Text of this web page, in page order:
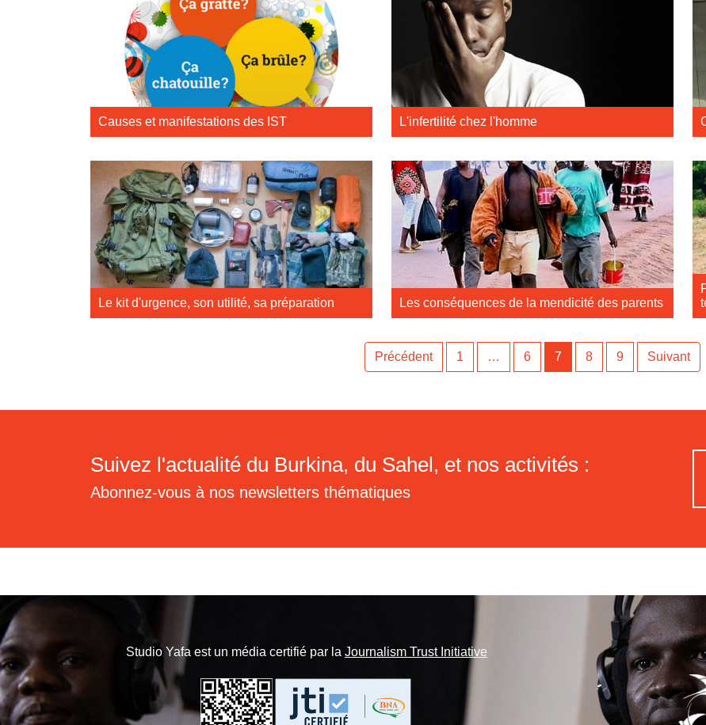
Causes et manifestations des IST L'infertilité chez l'homme
Le kit d'urgence, son utilité, sa préparation Les conséquences de la mendicité des parents
Précédent 1 … 6 7 8 9 Suivant
Suivez l'actualité du Burkina, du Sahel, et nos activités :
Abonnez-vous à nos newsletters thématiques
Studio Yafa est un média certifié par la Journalism Trust Initiative